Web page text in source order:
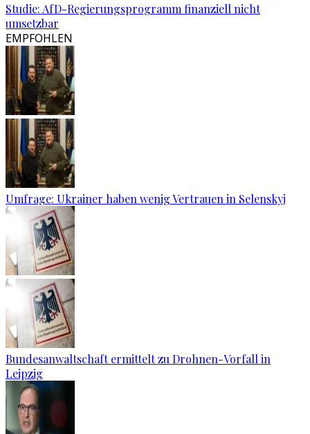
Studie: AfD-Regierungsprogramm finanziell nicht
umsetzbar
EMPFOHLEN
Umfrage: Ukrainer haben wenig Vertrauen in Selenskyj
Bundesanwaltschaft ermittelt zu Drohnen-Vorfall in
Leipzig